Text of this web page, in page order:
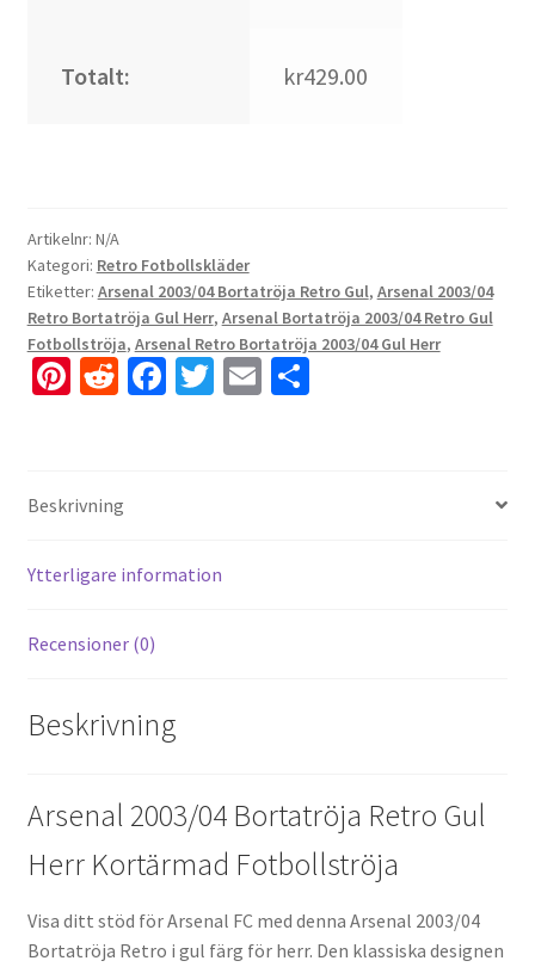
Totalt: kr429.00
Artikelnr: N/A
Kategori: Retro Fotbollskläder
Etiketter: Arsenal 2003/04 Bortatröja Retro Gul, Arsenal 2003/04
Retro Bortatröja Gul Herr, Arsenal Bortatröja 2003/04 Retro Gul
Fotbollströja, Arsenal Retro Bortatröja 2003/04 Gul Herr
Pi
es
R
di
t
Fa
k
T E D
Beskrivning
Ytterligare information
Recensioner (0)
Beskrivning
Arsenal 2003/04 Bortatröja Retro Gul
Herr Kortärmad Fotbollströja
Visa ditt stöd för Arsenal FC med denna Arsenal 2003/04
Bortatröja Retro i gul färg för herr. Den klassiska designen